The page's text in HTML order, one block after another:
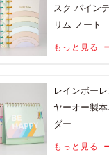
スク バイン
リム ノート
もっと見る
レインボー
ヤーオー製
ダー
もっと見る